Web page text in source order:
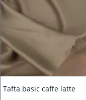
Tafta basic caffe latte